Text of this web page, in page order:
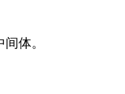
体。